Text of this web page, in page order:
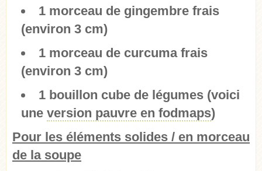
1 morceau de gingembre frais
(environ 3 cm)
1 morceau de curcuma frais
(environ 3 cm)
1 bouillon cube de légumes (voici
une version pauvre en fodmaps)
Pour les éléments solides / en morceau
de la soupe